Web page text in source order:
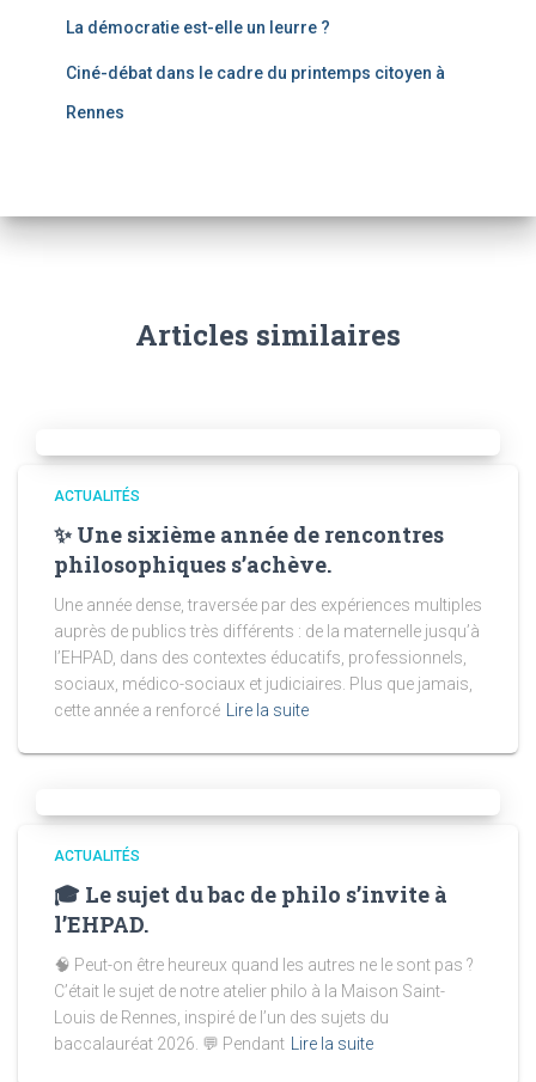
La démocratie est-elle un leurre ?
Ciné-débat dans le cadre du printemps citoyen à
Rennes
Articles similaires
ACTUALITÉS
✨ Une sixième année de rencontres
philosophiques s’achève.
Une année dense, traversée par des expériences multiples
auprès de publics très différents : de la maternelle jusqu’à
l’EHPAD, dans des contextes éducatifs, professionnels,
sociaux, médico-sociaux et judiciaires. Plus que jamais,
cette année a renforcé
Lire la suite
ACTUALITÉS
🎓 Le sujet du bac de philo s’invite à
l’EHPAD.
🧠 Peut-on être heureux quand les autres ne le sont pas ?
C’était le sujet de notre atelier philo à la Maison Saint-
Louis de Rennes, inspiré de l’un des sujets du
baccalauréat 2026. 💬 Pendant
Lire la suite